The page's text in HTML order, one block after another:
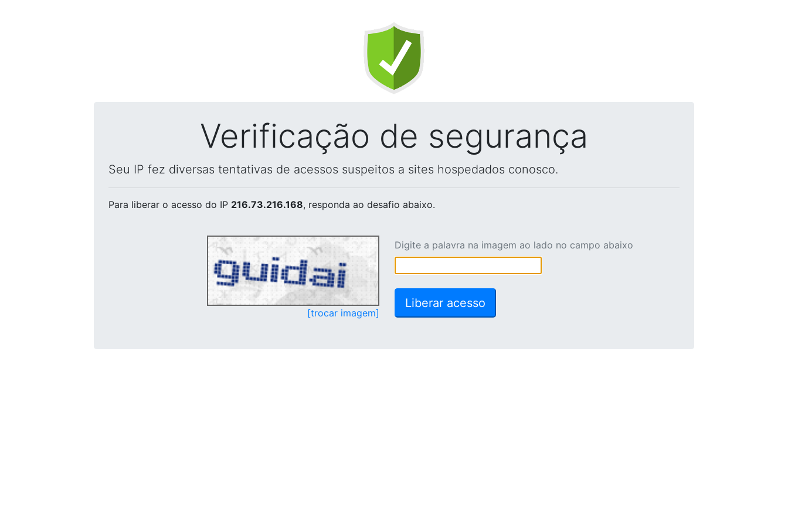
Verificação de segurança
Seu IP fez diversas tentativas de acessos suspeitos a sites hospedados conosco.
Para liberar o acesso do IP 216.73.216.168, responda ao desafio abaixo.
[trocar imagem]
Digite a palavra na imagem ao lado no campo abaixo